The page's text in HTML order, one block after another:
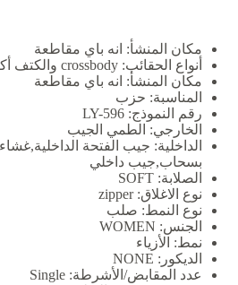
مكان المنشأ: انه باي مقاطعة
أنواع الحقائب: crossbody والكتف أكياس
مكان المنشأ: انه باي مقاطعة
المناسبة: حزب
رقم النموذج: LY-596
الخارجي: الطمي الجيب
الداخلية: جيب الفتحة
بسحاب,جيب داخلي
الصلابة: SOFT
نوع الاغلاق:zipper
نوع النمط: صلب
الجنس: WOMEN
نمط: الأزياء
الديكور: NONE
عدد المقابض/الأشرطة: Single